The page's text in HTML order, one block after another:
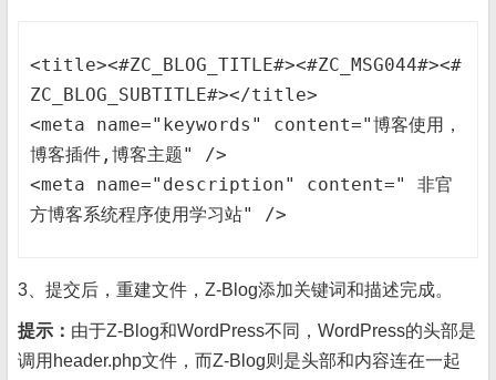
<title><#ZC_BLOG_TITLE#><#ZC_MSG044#><#
ZC_BLOG_SUBTITLE#></title>
<meta name="keywords" content="博客使用，
博客插件,博客主题" />
<meta name="description" content=" 非官
方博客系统程序使用学习站" />
3、提交后，重建文件，Z-Blog添加关键词和描述完成。
提示： 由于Z-Blog和WordPress不同，WordPress的头部是
调用header.php文件，而Z-Blog则是头部和内容连在一起